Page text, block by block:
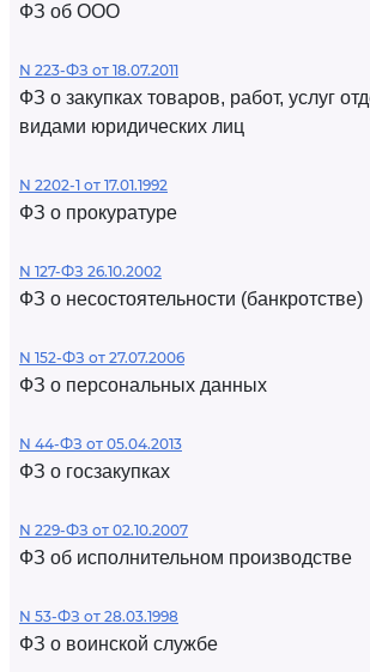
ФЗ об ООО
N 223-ФЗ от 18.07.2011
ФЗ о закупках товаров, работ, услуг
видами юридических лиц
N 2202-1 от 17.01.1992
ФЗ о прокуратуре
N 127-ФЗ 26.10.2002
ФЗ о несостоятельности (банкротстве)
N 152-ФЗ от 27.07.2006
ФЗ о персональных данных
N 44-ФЗ от 05.04.2013
ФЗ о госзакупках
N 229-ФЗ от 02.10.2007
ФЗ об исполнительном производстве
N 53-ФЗ от 28.03.1998
ФЗ о воинской службе